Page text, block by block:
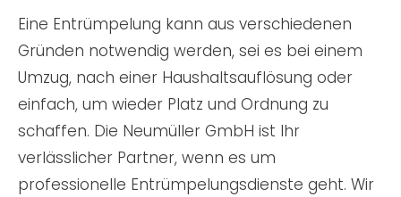
Eine Entrümpelung kann aus verschiedenen
Gründen notwendig werden, sei es bei einem
Umzug, nach einer Haushaltsauflösung oder
einfach, um wieder Platz und Ordnung zu
schaffen. Die Neumüller GmbH ist Ihr
verlässlicher Partner, wenn es um
professionelle Entrümpelungsdienste geht. Wir